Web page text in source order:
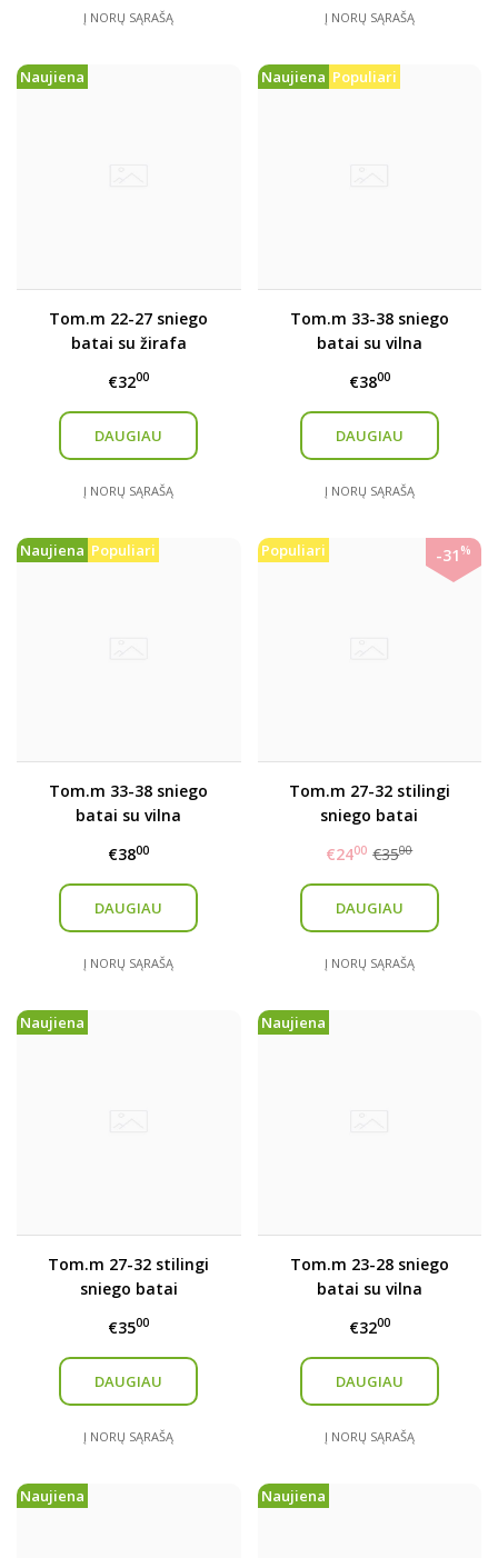
Į NORŲ SĄRAŠĄ Į NORŲ SĄRAŠĄ
Naujiena
Tom.m 22-27 sniego
batai su žirafa
€3200
DAUGIAU
Į NORŲ SĄRAŠĄ
Naujiena Populiari
Tom.m 33-38 sniego
batai su vilna
€3800
DAUGIAU
Į NORŲ SĄRAŠĄ
Naujiena Populiari
Tom.m 33-38 sniego
batai su vilna
€3800
DAUGIAU
Į NORŲ SĄRAŠĄ
Populiari -31 %
Tom.m 27-32 stilingi
sniego batai
€2400 €3500
DAUGIAU
Į NORŲ SĄRAŠĄ
Naujiena
Tom.m 27-32 stilingi
sniego batai
€3500
DAUGIAU
Į NORŲ SĄRAŠĄ
Naujiena
Tom.m 23-28 sniego
batai su vilna
€3200
DAUGIAU
Į NORŲ SĄRAŠĄ
Naujiena Naujiena